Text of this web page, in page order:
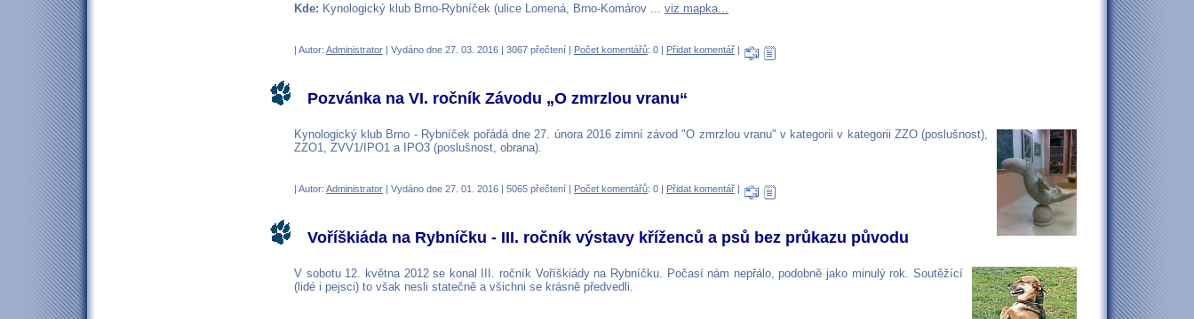
Kde: Kynologický klub Brno-Rybníček (ulice Lomená, Brno-Komárov ... viz mapka...
| Autor: Administrator | Vydáno dne 27. 03. 2016 | 3067 přečtení | Počet komentářů: 0 | Přidat komentář |
Pozvánka na VI. ročník Závodu „O zmrzlou vranu“
Kynologický klub Brno - Rybníček pořádá dne 27. února 2016 zimní závod "O zmrzlou vranu" v kategorii v kategorii ZZO (poslušnost),
ZZO1, ZVV1/IPO1 a IPO3 (poslušnost, obrana).
| Autor: Administrator | Vydáno dne 27. 01. 2016 | 5065 přečtení | Počet komentářů: 0 | Přidat komentář |
Voříškiáda na Rybníčku - III. ročník výstavy kříženců a psů bez průkazu původu
V sobotu 12. května 2012 se konal III. ročník Voříškiády na Rybníčku. Počasí nám nepřálo, podobně jako minulý rok. Soutěžící
(lidé i pejsci) to však nesli statečně a všichni se krásně předvedli.